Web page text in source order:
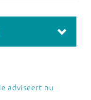
adviseert nu